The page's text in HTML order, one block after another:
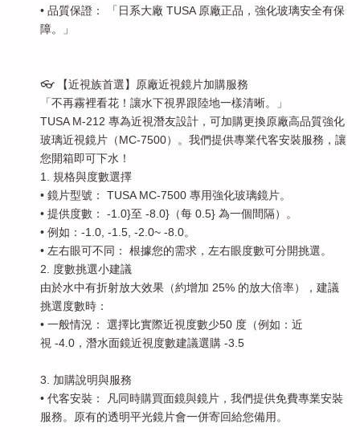
• 品質保證： 「日系大廠 TUSA 原廠正品，強化玻璃安全有保
障。」
👓 【近視族首選】原廠近視鏡片加購服務
「不再霧裡看花！讓水下視界跟陸地一樣清晰。」
TUSA M-212 專為近視潛友設計，可加購更換原廠高品質強化
玻璃近視鏡片（MC-7500）。我們提供專業代客安裝服務，讓
您開箱即可下水！
1. 規格與度數選擇
• 鏡片型號： TUSA MC-7500 專用強化玻璃鏡片。
• 提供度數： -1.0}至 -8.0}（每 0.5} 為一個間隔）。
• 例如：-1.0, -1.5, -2.0~ -8.0。
• 左右眼可不同： 根據您的需求，左右眼度數可分開挑選。
2. 度數挑選小建議
由於水中有折射放大效果（約增加 25% 的放大倍率），建議
挑選度數時：
• 一般情況： 選擇比實際近視度數少50 度（例如：近
視 -4.0，潛水面鏡近視度數建議選購 -3.5
3. 加購說明與服務
• 代客安裝： 凡同時購買面鏡與鏡片，我們提供免費專業安裝
服務。原有的透明平光鏡片會一併寄回給您備用。